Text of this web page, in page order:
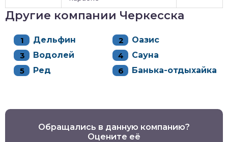
Другие компании Черкесска
Дельфин
Оазис
Водолей
Сауна
Ред
Банька-отдыхайка
Обращались в данную компанию?
Оцените её